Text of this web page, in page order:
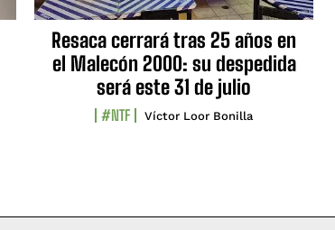
Resaca cerrará tras 25 años en
el Malecón 2000: su despedida
será este 31 de julio
#NTF Víctor Loor Bonilla